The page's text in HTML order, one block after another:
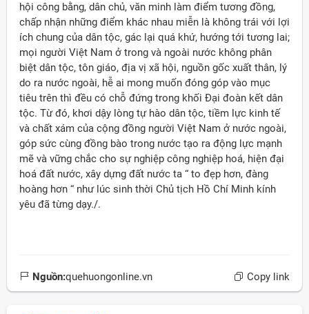
hội công bằng, dân chủ, văn minh làm điểm tương đồng,
chấp nhận những điểm khác nhau miễn là không trái với lợi
ích chung của dân tộc, gác lại quá khứ, hướng tới tương lai;
mọi người Việt Nam ở trong và ngoài nước không phân
biệt dân tộc, tôn giáo, địa vị xã hội, nguồn gốc xuất thân, lý
do ra nước ngoài, hễ ai mong muốn đóng góp vào mục
tiêu trên thì đều có chỗ đứng trong khối Đại đoàn kết dân
tộc. Từ đó, khơi dậy lòng tự hào dân tộc, tiềm lực kinh tế
và chất xám của cộng đồng người Việt Nam ở nước ngoài,
góp sức cùng đồng bào trong nước tạo ra động lực mạnh
mẽ và vững chắc cho sự nghiệp công nghiệp hoá, hiện đại
hoá đất nước, xây dựng đất nước ta “ to đẹp hơn, đàng
hoàng hơn “ như lúc sinh thời Chủ tịch Hồ Chí Minh kính
yêu đã từng dạy./.
Nguồn:quehuongonline.vn Copy link